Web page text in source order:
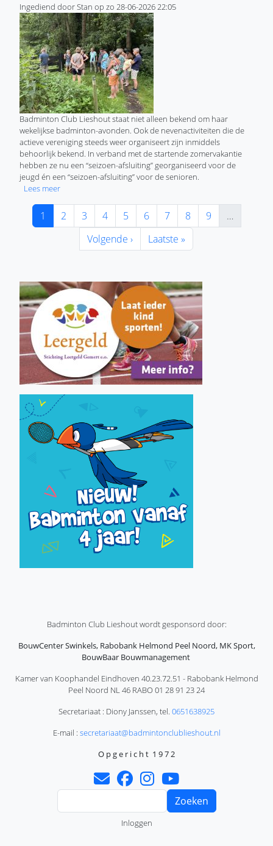
Ingediend doorStan op zo 28-06-2026 22:05
Badminton Club Lieshout staat niet alleen bekend om haar
wekelijkse badminton-avonden. Ook de nevenactiviteiten die de
actieve vereniging steeds weer organiseert zijn inmiddels
behoorlijk bekend. In verband met de startende zomervakantie
hebben ze nu een “seizoen-afsluiting” georganiseerd voor de
jeugd én een “seizoen-afsluiting” voor de senioren.
Lees meerover “Einde-seizoen” activiteiten bij Badminton Club
Paginering
Huidige pagina
1 Pagina
2 Pagina
3 Pagina
4 Pagina
5 Pagina
6 Pagina
7 Pagina
8 Pagina
9
…
Volgende pagina
Volgende › Laatste pagina
Laatste »
Badminton Club Lieshout wordt gesponsord door:
BouwCenter Swinkels, Rabobank Helmond Peel Noord, MK Sport,
BouwBaar Bouwmanagement
Kamer van Koophandel Eindhoven 40.23.72.51 - Rabobank Helmond
Peel Noord NL 46 RABO 01 28 91 23 24
Secretariaat : Diony Janssen, tel. 0651638925
E-mail : secretariaat@badmintonclublieshout.nl
O p g e r i c h t 1 9 7 2
Zoeken
Inloggen